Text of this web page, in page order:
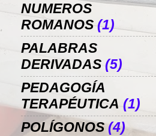
NUMEROS
ROMANOS (1)
PALABRAS
DERIVADAS (5)
PEDAGOGÍA
TERAPÉUTICA (1)
POLÍGONOS (4)